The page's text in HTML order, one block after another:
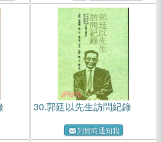
30.郭廷以先生訪問紀錄
到貨時通知我